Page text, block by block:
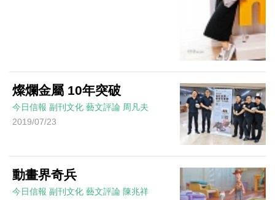
燦爛金屬 10年突破
今日信報 副刊文化 藝文評論 周凡夫
2019/07/23
動畫界奇兵
今日信報 副刊文化 藝文評論 陳兆祥